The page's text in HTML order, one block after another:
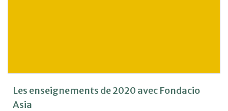
Les enseignements de 2020 avec Fondacio
Asia